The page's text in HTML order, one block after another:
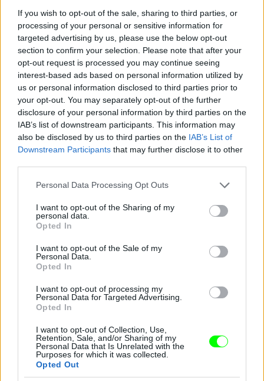
If you wish to opt-out of the sale, sharing to third parties, or
processing of your personal or sensitive information for
targeted advertising by us, please use the below opt-out
section to confirm your selection. Please note that after your
opt-out request is processed you may continue seeing
interest-based ads based on personal information utilized by
us or personal information disclosed to third parties prior to
your opt-out. You may separately opt-out of the further
disclosure of your personal information by third parties on the
IAB’s list of downstream participants. This information may
also be disclosed by us to third parties on the IAB’s List of
Downstream Participants that may further disclose it to other
Please note that this website/app uses one or more Google
not limited to your visit or usage behaviour. You may click to
grant or deny consent to Google and its third-party tags to
use your data for below specified purposes in below Google
consent section.
Personal Data Processing Opt Outs
I want to opt-out of the Sharing of my
personal data.
Opted In
I want to opt-out of the Sale of my
Personal Data.
Opted In
I want to opt-out of processing my
Personal Data for Targeted Advertising.
Opted In
I want to opt-out of Collection, Use,
Retention, Sale, and/or Sharing of my
Personal Data that Is Unrelated with the
Purposes for which it was collected.
Opted Out
Borzasztóan emlékeztet itt Miranda Kerre, nem?
Fotó: Arun Nevader / Getty Images Hungary #8
Jön még kép!